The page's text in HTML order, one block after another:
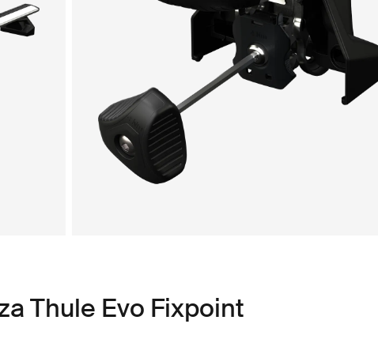
Thule Evo Fixpoint